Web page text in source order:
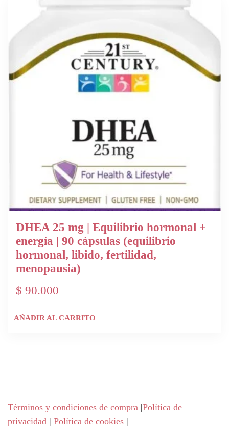
DHEA 25 mg | Equilibrio hormonal +
energía | 90 cápsulas (equilibrio
hormonal, libido, fertilidad,
menopausia)
$ 90.000
AÑADIR AL CARRITO
Términos y condiciones de compra |Política de
privacidad | Política de cookies |